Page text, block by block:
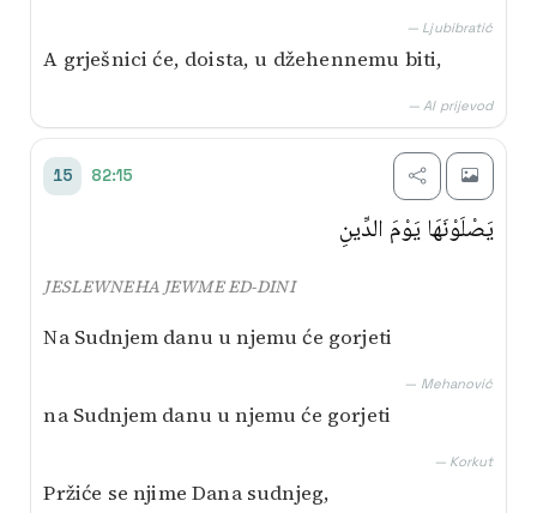
— Ljubibratić
A grješnici će, doista, u džehennemu biti,
— AI prijevod
15 82:15
يَصْلَوْنَهَا يَوْمَ الدِّينِ
JESLEWNEHA JEWME ED-DINI
Na Sudnjem danu u njemu će gorjeti
— Mehanović
na Sudnjem danu u njemu će gorjeti
— Korkut
Pržiće se njime Dana sudnjeg,